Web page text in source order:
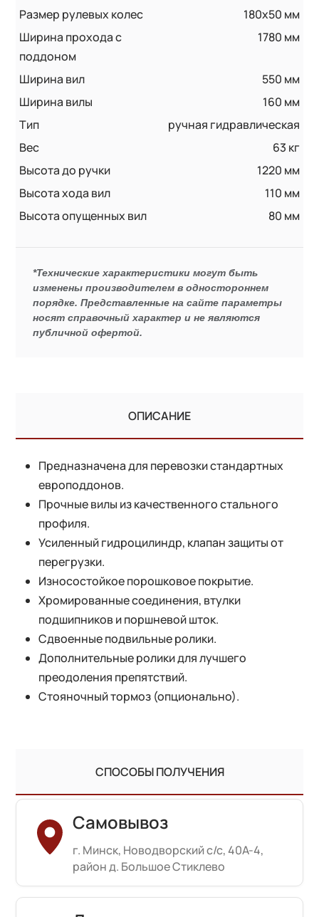
Размер рулевых колес
180x50 мм
Ширина прохода с
поддоном
1780 мм
Ширина вил
550 мм
Ширина вилы
160 мм
Тип
ручная гидравлическая
Вес
63 кг
Высота до ручки
1220 мм
Высота хода вил
110 мм
Высота опущенных вил
80 мм
*Технические характеристики могут быть
изменены производителем в одностороннем
порядке. Представленные на сайте параметры
носят справочный характер и не являются
публичной офертой.
ОПИСАНИЕ
Предназначена для перевозки стандартных
европоддонов.
Прочные вилы из качественного стального
профиля.
Усиленный гидроцилиндр, клапан защиты от
перегрузки.
Износостойкое порошковое покрытие.
Хромированные соединения, втулки
подшипников и поршневой шток.
Сдвоенные подвильные ролики.
Дополнительные ролики для лучшего
преодоления препятствий.
Стояночный тормоз (опционально).
СПОСОБЫ ПОЛУЧЕНИЯ
Самовывоз
г. Минск, Новодворский с/с, 40А-4,
район д. Большое Стиклево